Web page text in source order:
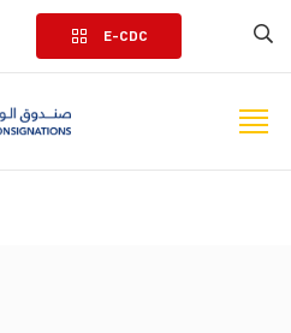
Aller
contenu
principal
E-CDC